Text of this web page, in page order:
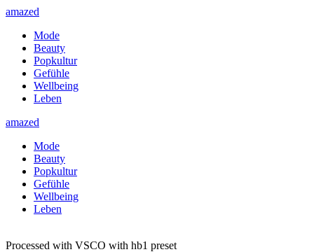
amazed
Mode
Beauty
Popkultur
Gefühle
Wellbeing
Leben
amazed
Mode
Beauty
Popkultur
Gefühle
Wellbeing
Leben
Processed with VSCO with hb1 preset